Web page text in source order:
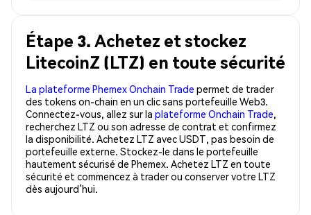
Étape 3. Achetez et stockez
LitecoinZ (LTZ) en toute sécurité
La plateforme Phemex Onchain Trade permet de trader
des tokens on-chain en un clic sans portefeuille Web3.
Connectez-vous, allez sur la plateforme Onchain Trade,
recherchez LTZ ou son adresse de contrat et confirmez
la disponibilité. Achetez LTZ avec USDT, pas besoin de
portefeuille externe. Stockez-le dans le portefeuille
hautement sécurisé de Phemex. Achetez LTZ en toute
sécurité et commencez à trader ou conserver votre LTZ
dès aujourd’hui.